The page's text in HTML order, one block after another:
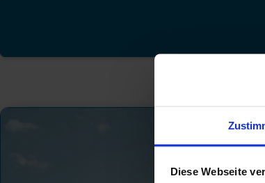
Diese Webseite